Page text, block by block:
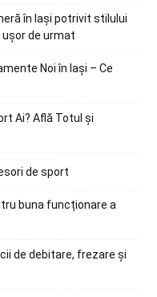
în Iași potrivit stilului
ușor de urmat
Noi în Iași – Ce
Ai? Află Totul și
de sport
buna funcționare a
de debitare, frezare și